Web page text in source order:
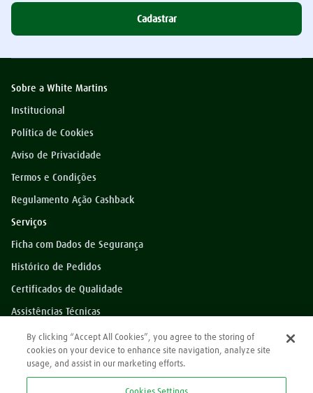
Cadastrar
Sobre a White Martins
Institucional
Política de Cookies
Aviso de Privacidade
Termos e Condições
Regulamento Ação Cashback
Serviços
Ficha com Dados de Segurança
Histórico de Pedidos
Certificados de Qualidade
Assistências Técnicas
Dúvidas?
Perguntas Frequentes
*Preços exibidos sem impostos
By clicking “Accept All Cookies”, you agree to the storing of
cookies on your device to enhance site navigation, analyze site
usage, and assist in our marketing efforts.